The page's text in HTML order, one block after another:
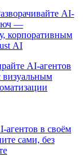
AI-
—
корпоративным
AI
AI-агентов
визуальным
агентов в своём
сами, без